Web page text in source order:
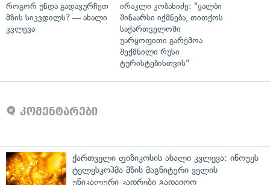
როგორ უნდა გადავურჩეთ
მზის სიკვდილს? — ახალი
კვლევა
ირაკლი კობახიძე: "ყალბი
შინაარსი იქმნება, თითქოს
საქართველოში
უარყოფითი გარემოა
შექმნილი რუსი
ტურისტებისთვის"
კომენტარები
ქართველი ფიზიკოსის ახალი კვლევა: ინოუეს
ტელესკოპმა მზის მაგნიტური ველის
უნიკალური კადრები გადაიღო